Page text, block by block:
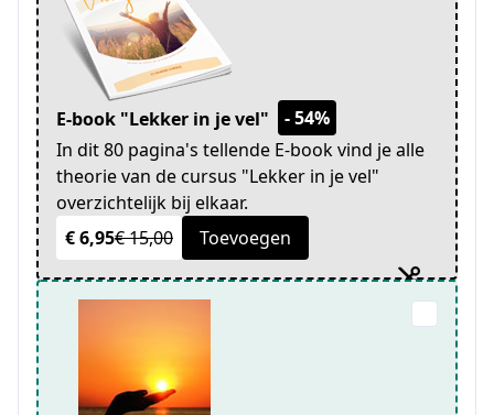
E-book "Lekker in je vel"
- 54%
In dit 80 pagina's tellende E-book vind je alle
theorie van de cursus "Lekker in je vel"
overzichtelijk bij elkaar.
€ 6,95€ 15,00 Toevoegen